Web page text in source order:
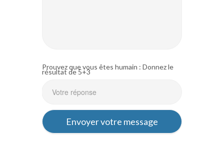
Prouvez que vous êtes humain : Donnez le
résultat de 5+3